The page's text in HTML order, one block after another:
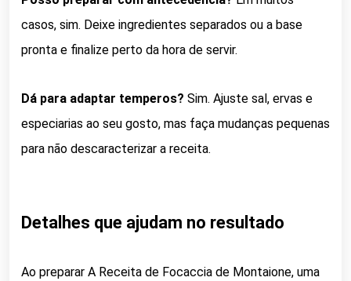
casos, sim. Deixe ingredientes separados ou a base
pronta e finalize perto da hora de servir.
Dá para adaptar temperos? Sim. Ajuste sal, ervas e
especiarias ao seu gosto, mas faça mudanças pequenas
para não descaracterizar a receita.
Detalhes que ajudam no resultado
Ao preparar A Receita de Focaccia de Montaione, uma